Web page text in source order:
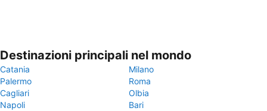
Destinazioni principali nel mondo
Catania
Milano
Palermo
Roma
Cagliari
Olbia
Napoli
Bari